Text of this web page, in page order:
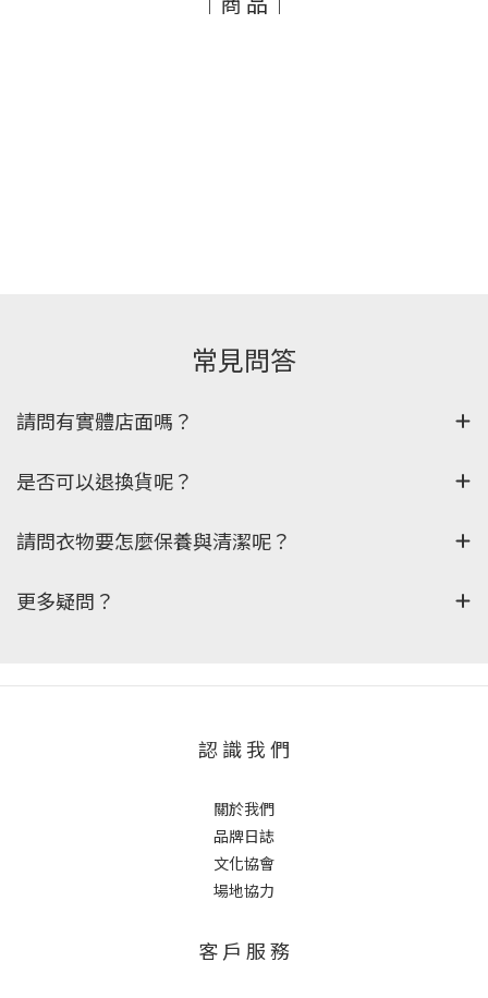
常見問答
請問有實體店面嗎？
是否可以退換貨呢？
請問衣物要怎麼保養與清潔呢？
更多疑問？
認 識 我 們
關於我們
品牌日誌
文化協會
場地協力
客 戶 服 務